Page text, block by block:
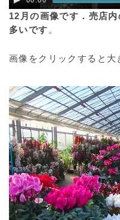
12月の画像です．売店
多いです 。
画像をクリックすると大